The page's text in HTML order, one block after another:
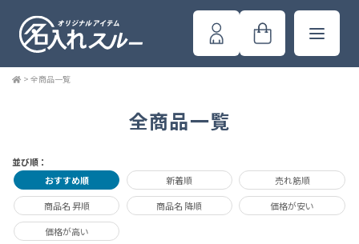
> 全商品一覧
全商品一覧
並び順：
おすすめ順
新着順 売れ筋順
商品名 昇順 商品名 降順 価格が安い
価格が高い